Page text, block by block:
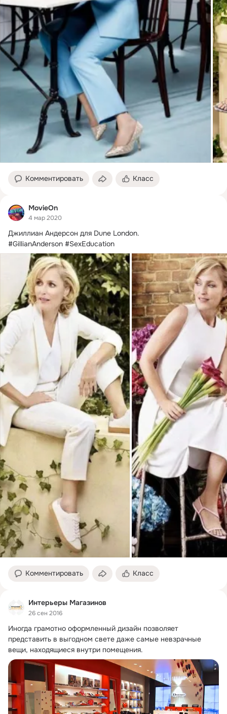
Комментировать Класс
MovieOn
4 мар 2020
Джиллиан Андерсон для Dune London.
#GillianAnderson #SexEducation
Комментировать Класс
Интерьеры Магазинов
26 сен 2016
Иногда грамотно оформленный дизайн позволяет
представить в выгодном свете даже самые невзрачные
вещи, находящиеся внутри помещения.